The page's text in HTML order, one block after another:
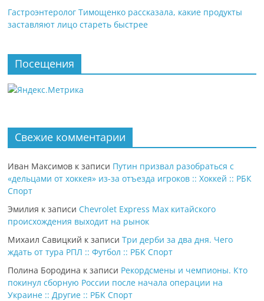
Гастроэнтеролог Тимощенко рассказала, какие продукты
заставляют лицо стареть быстрее
Посещения
Свежие комментарии
Иван Максимов к записи Путин призвал разобраться с
«дельцами от хоккея» из-за отъезда игроков :: Хоккей :: РБК
Спорт
Эмилия к записи Chevrolet Express Max китайского
происхождения выходит на рынок
Михаил Савицкий к записиТри дерби за два дня. Чего
ждать от тура РПЛ :: Футбол :: РБК Спорт
Полина Бородина к записи Рекордсмены и чемпионы. Кто
покинул сборную России после начала операции на
Украине :: Другие :: РБК Спорт